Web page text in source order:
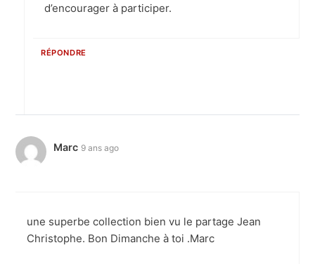
d’encourager à participer.
RÉPONDRE
Marc 9 ans ago
une superbe collection bien vu le partage Jean
Christophe. Bon Dimanche à toi .Marc